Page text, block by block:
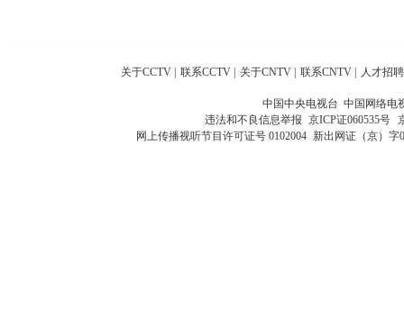
关于CCTV 联系CCTV 关于CNTV 联系CNTV 人才招聘
中国中央电视台 中国网络电
违法和不良信息举报 京ICP证060535号
网上传播视听节目许可证号 0102004 新出网证（京）